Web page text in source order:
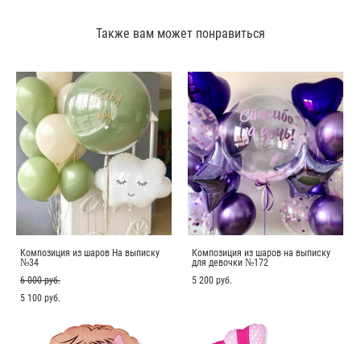
Также вам может понравиться
Композиция из шаров На выписку
№34
6 000 pуб.
5 100 pуб.
Композиция из шаров на выписку
для девочки №172
5 200 pуб.